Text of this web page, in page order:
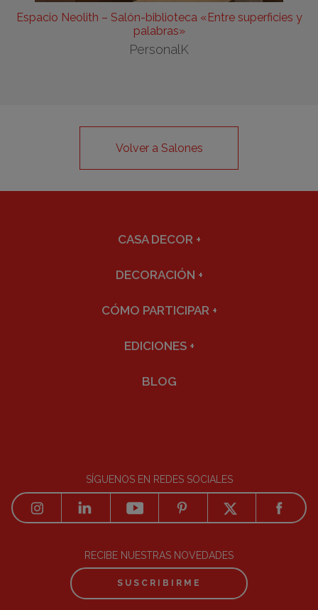
Espacio Neolith – Salón-biblioteca «Entre superficies y
palabras»
PersonalK
Volver a Salones
CASA DECOR +
DECORACIÓN +
CÓMO PARTICIPAR +
EDICIONES +
BLOG
SÍGUENOS EN REDES SOCIALES
RECIBE NUESTRAS NOVEDADES
SUSCRIBIRME